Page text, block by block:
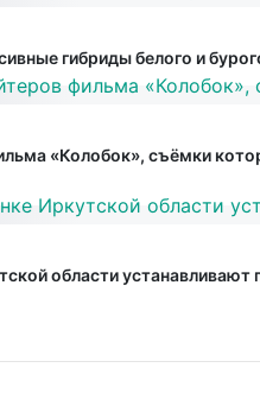
гибриды белого и
«Колобок», съёмки
области устанавливают